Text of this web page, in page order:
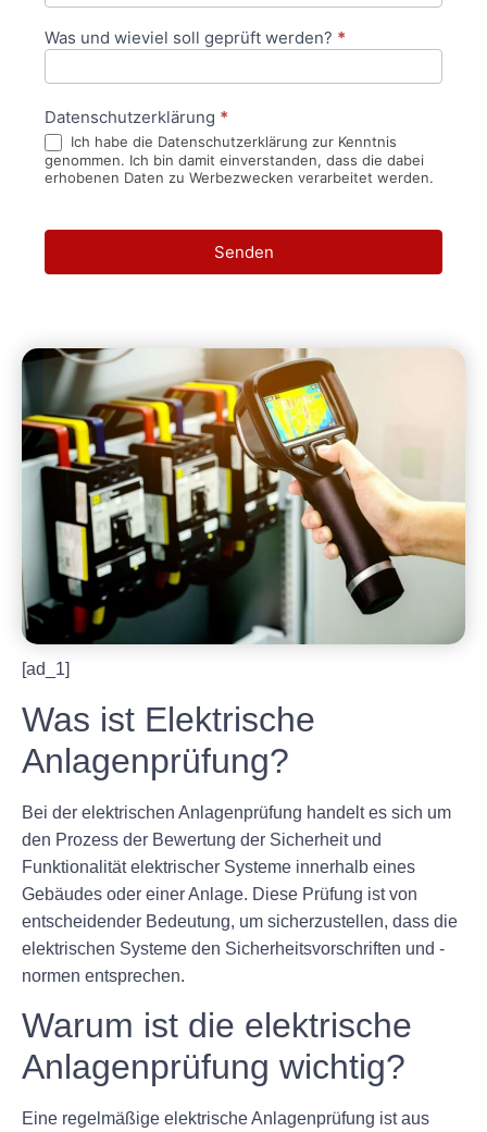
Was und wieviel soll geprüft werden? *
Datenschutzerklärung *
Ich habe die Datenschutzerklärung zur Kenntnis
genommen. Ich bin damit einverstanden, dass die dabei
erhobenen Daten zu Werbezwecken verarbeitet werden.
Senden
[ad_1]
Was ist Elektrische
Anlagenprüfung?
Bei der elektrischen Anlagenprüfung handelt es sich um
den Prozess der Bewertung der Sicherheit und
Funktionalität elektrischer Systeme innerhalb eines
Gebäudes oder einer Anlage. Diese Prüfung ist von
entscheidender Bedeutung, um sicherzustellen, dass die
elektrischen Systeme den Sicherheitsvorschriften und -
normen entsprechen.
Warum ist die elektrische
Anlagenprüfung wichtig?
Eine regelmäßige elektrische Anlagenprüfung ist aus